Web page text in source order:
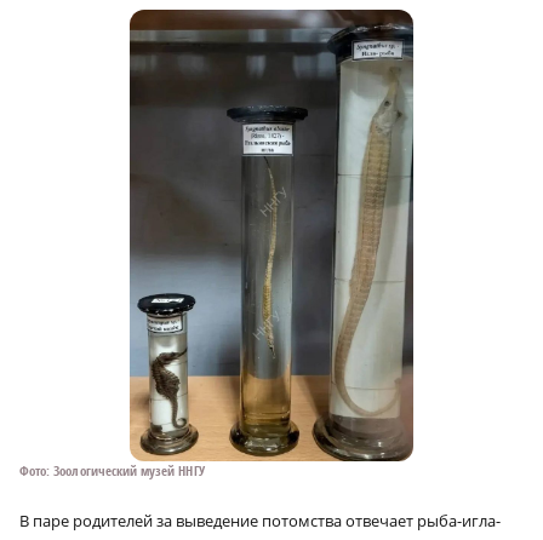
Фото: Зоологический музей ННГУ
В паре родителей за выведение потомства отвечает рыба-игла-